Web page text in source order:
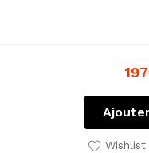
197
Wishlist